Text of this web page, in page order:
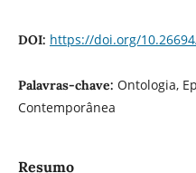
DOI: https://doi.org/
Palavras-chave: Ontologia,
Contemporânea
Resumo